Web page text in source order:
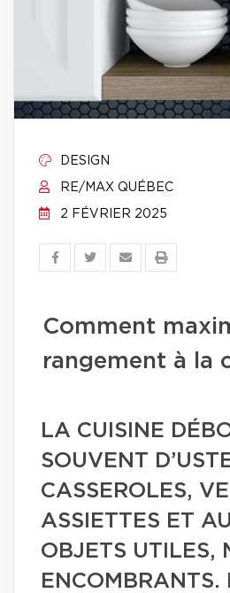
DESIGN
RE/MAX QUÉBEC
2 FÉVRIER 2025
Comment
rangement à la
LA CUISINE
SOUVENT
CASSEROLES,
ASSIETTES ET
OBJETS UTILES,
ENCOMBRANTS.